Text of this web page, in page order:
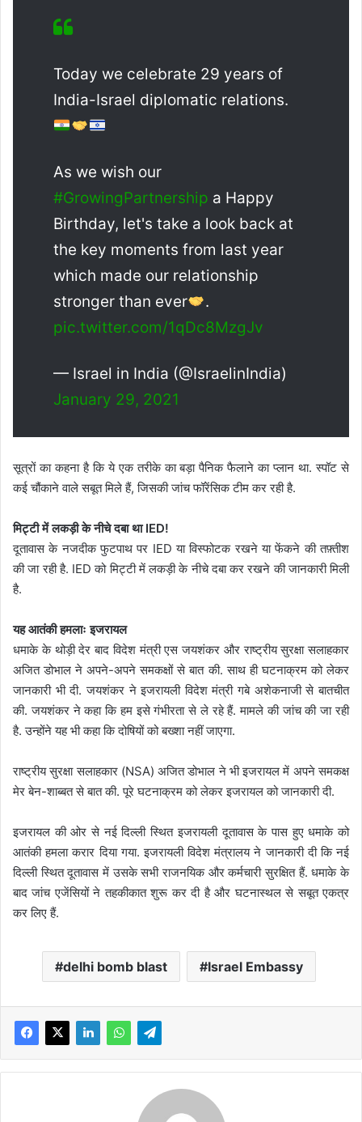
Today we celebrate 29 years of
India-Israel diplomatic relations.
As we wish our
#GrowingPartnership a Happy
Birthday, let's take a look back at
the key moments from last year
which made our relationship
stronger than ever
.
pic.twitter.com/1qDc8MzgJv
— Israel in India (@IsraelinIndia)
January 29, 2021
सूत्रों का कहना है कि ये एक तरीके का बड़ा पैनिक फैलाने का प्लान था. स्पॉट से
कई चौंकाने वाले सबूत मिले हैं, जिसकी जांच फॉरेंसिक टीम कर रही है.
मिट्टी में लकड़ी के नीचे दबा था IED!
दूतावास के नजदीक फुटपाथ पर IED या विस्फोटक रखने या फेंकने की तफ़्तीश
की जा रही है. IED को मिट्टी में लकड़ी के नीचे दबा कर रखने की जानकारी मिली
है.
यह आतंकी हमलाः इजरायल
धमाके के थोड़ी देर बाद विदेश मंत्री एस जयशंकर और राष्ट्रीय सुरक्षा सलाहकार
अजित डोभाल ने अपने-अपने समकक्षों से बात की. साथ ही घटनाक्रम को लेकर
जानकारी भी दी. जयशंकर ने इजरायली विदेश मंत्री गबे अशेकनाजी से बातचीत
की. जयशंकर ने कहा कि हम इसे गंभीरता से ले रहे हैं. मामले की जांच की जा रही
है. उन्होंने यह भी कहा कि दोषियों को बख्शा नहीं जाएगा.
राष्ट्रीय सुरक्षा सलाहकार (NSA) अजित डोभाल ने भी इजरायल में अपने समकक्ष
मेर बेन-शाब्बत से बात की. पूरे घटनाक्रम को लेकर इजरायल को जानकारी दी.
इजरायल की ओर से नई दिल्ली स्थित इजरायली दूतावास के पास हुए धमाके को
आतंकी हमला करार दिया गया. इजरायली विदेश मंत्रालय ने जानकारी दी कि नई
दिल्ली स्थित दूतावास में उसके सभी राजनयिक और कर्मचारी सुरक्षित हैं. धमाके के
बाद जांच एजेंसियों ने तहकीकात शुरू कर दी है और घटनास्थल से सबूत एकत्र
कर लिए हैं.
delhi bomb blast Israel Embassy